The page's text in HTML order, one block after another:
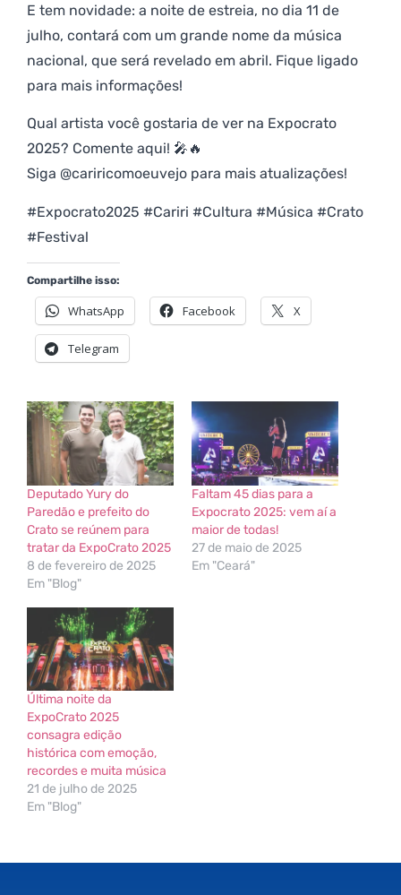
E tem novidade: a noite de estreia, no dia 11 de
julho, contará com um grande nome da música
nacional, que será revelado em abril. Fique ligado
para mais informações!
Qual artista você gostaria de ver na Expocrato
2025? Comente aqui! 🎤🔥
Siga @cariricomoeuvejo para mais atualizações!
#Expocrato2025 #Cariri #Cultura #Música #Crato
#Festival
Compartilhe isso:
WhatsApp Facebook X
Telegram
Deputado Yury do
Paredão e prefeito do
Crato se reúnem para
tratar da ExpoCrato 2025
8 de fevereiro de 2025
Em "Blog"
Faltam 45 dias para a
Expocrato 2025: vem aí a
maior de todas!
27 de maio de 2025
Em "Ceará"
Última noite da
ExpoCrato 2025
consagra edição
histórica com emoção,
recordes e muita música
21 de julho de 2025
Em "Blog"